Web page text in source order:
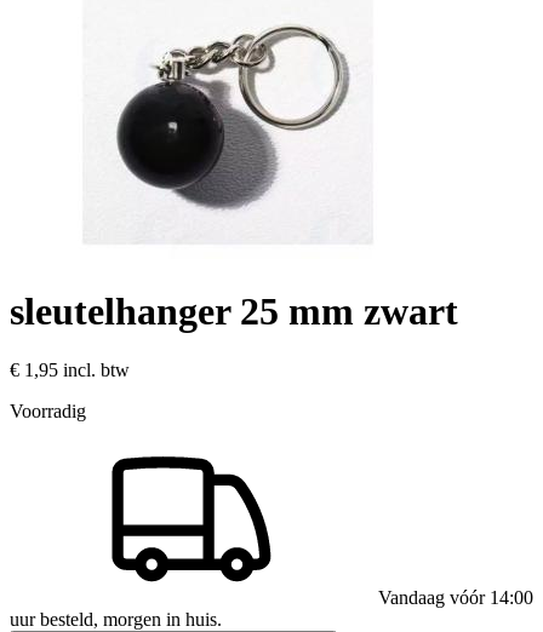
sleutelhanger 25 mm zwart
€ 1,95 incl. btw
Voorradig
Vandaag vóór 14:00
uur besteld, morgen in huis.